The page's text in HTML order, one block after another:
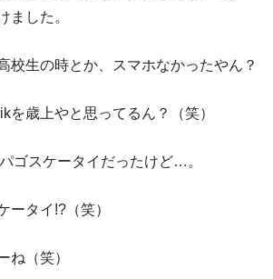
ました。
生の時とか、スマホなかったやん？
歳上やと思ってるん？（笑）
ゴスケータイだったけど…。
タイ!?（笑）
（笑）